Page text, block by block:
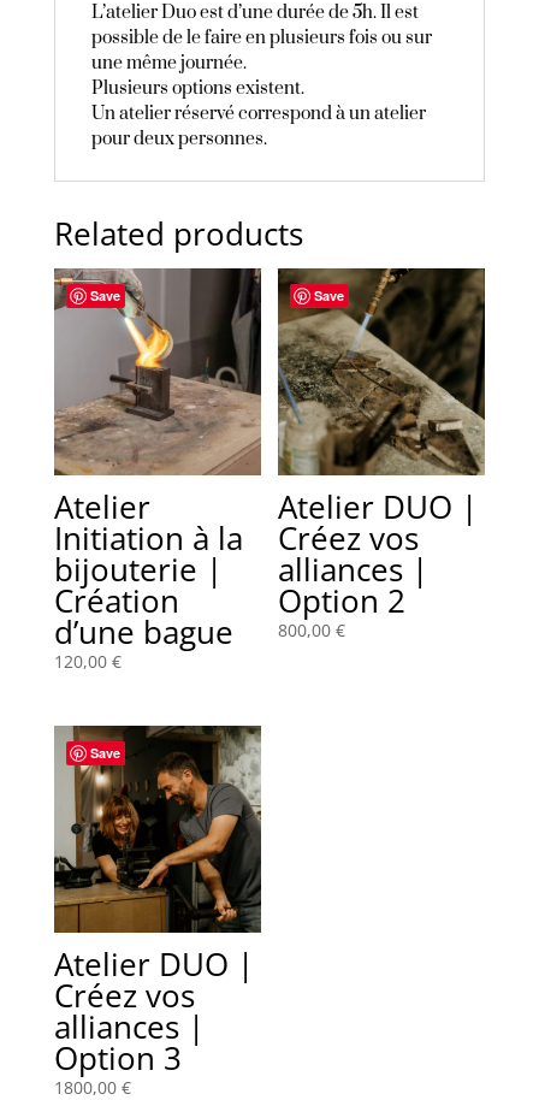
L’atelier Duo est d’une durée de 5h. Il est
possible de le faire en plusieurs fois ou sur
une même journée.
Plusieurs options existent.
Un atelier réservé correspond à un atelier
pour deux personnes.
Related products
Save
Atelier
Initiation à la
bijouterie |
Création
d’une bague
120,00 €
Save
Atelier DUO |
Créez vos
alliances |
Option 2
800,00€
Save
Atelier DUO |
Créez vos
alliances |
Option 3
1800,00 €